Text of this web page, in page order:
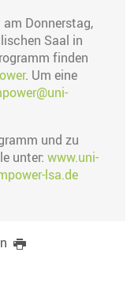
Donnerstag,
Saal in
finden
. Um eine
und zu
unter: www.uni-
lsa.de